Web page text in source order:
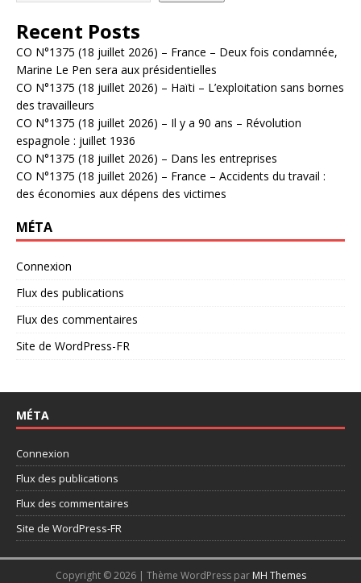
Recent Posts
CO N°1375 (18 juillet 2026) – France – Deux fois condamnée,
Marine Le Pen sera aux présidentielles
CO N°1375 (18 juillet 2026) – Haïti – L’exploitation sans bornes
des travailleurs
CO N°1375 (18 juillet 2026) – Il y a 90 ans – Révolution
espagnole : juillet 1936
CO N°1375 (18 juillet 2026) – Dans les entreprises
CO N°1375 (18 juillet 2026) – France – Accidents du travail :
des économies aux dépens des victimes
MÉTA
Connexion
Flux des publications
Flux des commentaires
Site de WordPress-FR
MÉTA
Connexion
Flux des publications
Flux des commentaires
Site de WordPress-FR
Copyright © 2026 | Thème WordPress par MH Themes